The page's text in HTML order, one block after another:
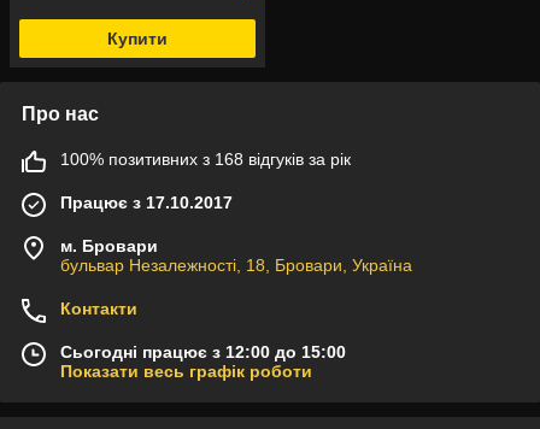
Купити
Про нас
100% позитивних з 168 відгуків за рік
Працює з 17.10.2017
м. Бровари
бульвар Незалежності, 18, Бровари, Україна
Контакти
Сьогодні працює з 12:00 до 15:00
Показати весь графік роботи